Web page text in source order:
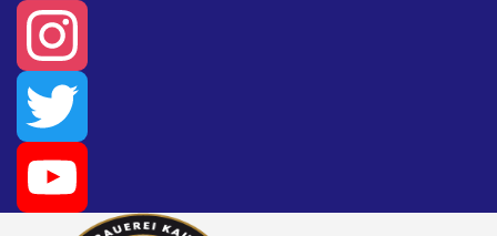
Facebook
Instagram
Twitter